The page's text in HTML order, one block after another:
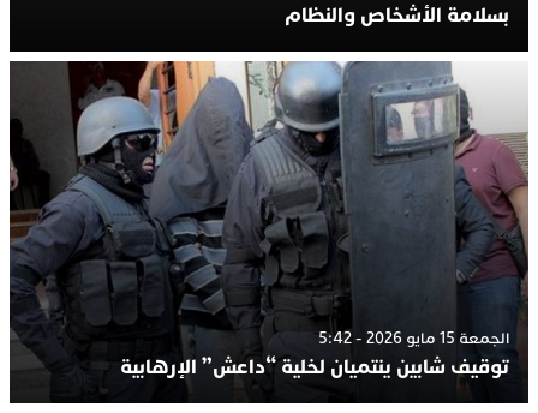
بسلامة الأشخاص والنظام
الجمعة 15 مايو 2026 - 5:42
توقيف شابين ينتميان لخلية “داعش” الإرهابية